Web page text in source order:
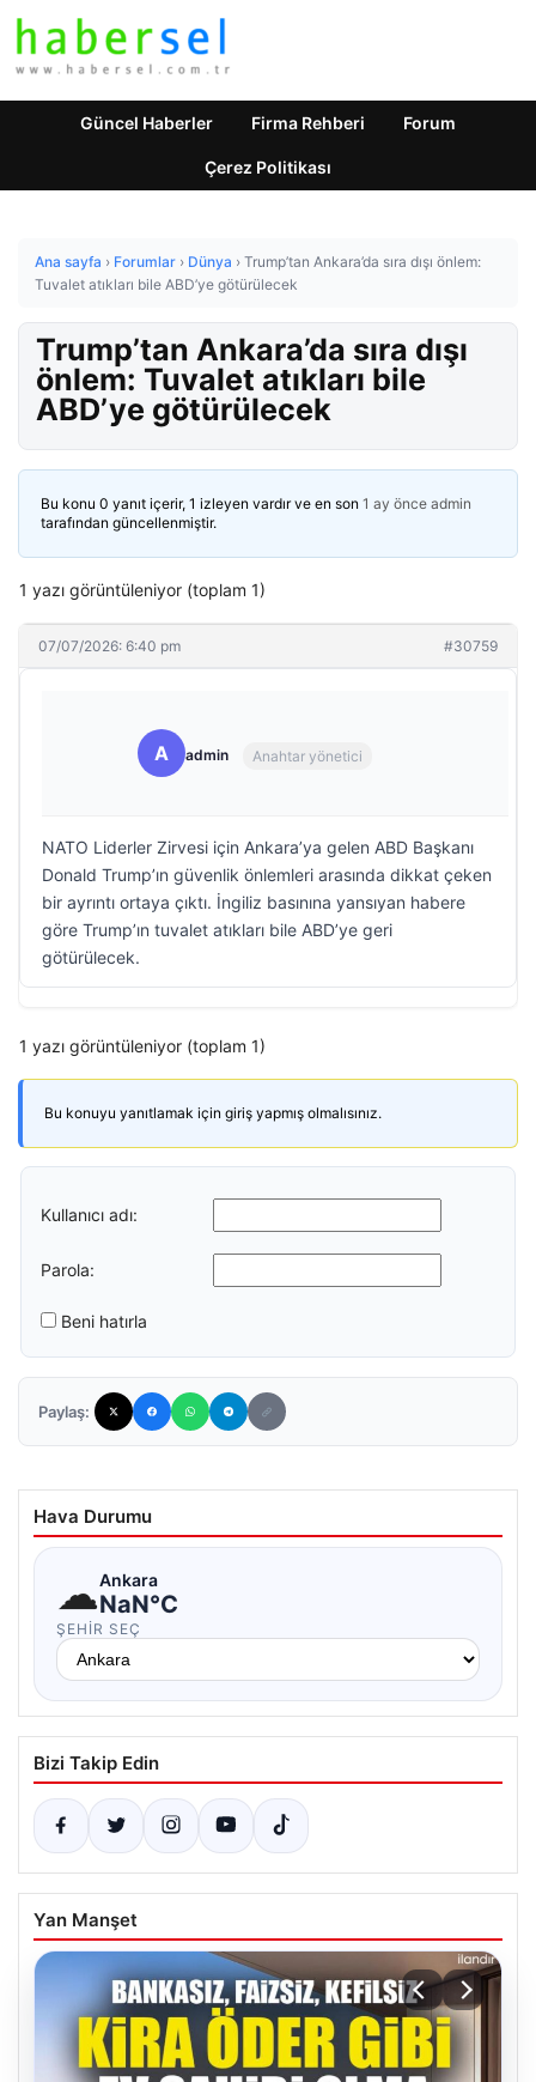
Güncel Haberler Firma Rehberi Forum
Çerez Politikası
Ana sayfa › Forumlar › Dünya › Trump’tan Ankara’da sıra dışı önlem:
Tuvalet atıkları bile ABD’ye götürülecek
Trump’tan Ankara’da sıra dışı
önlem: Tuvalet atıkları bile
ABD’ye götürülecek
Bu konu 0 yanıt içerir, 1 izleyen vardır ve en son 1 ay önce admin
tarafından güncellenmiştir.
1 yazı görüntüleniyor (toplam 1)
07/07/2026: 6:40 pm #30759
A admin Anahtar yönetici
NATO Liderler Zirvesi için Ankara’ya gelen ABD Başkanı
Donald Trump’ın güvenlik önlemleri arasında dikkat çeken
bir ayrıntı ortaya çıktı. İngiliz basınına yansıyan habere
göre Trump’ın tuvalet atıkları bile ABD’ye geri
götürülecek.
1 yazı görüntüleniyor (toplam 1)
Bu konuyu yanıtlamak için giriş yapmış olmalısınız.
Kullanıcı adı:
Parola:
Beni hatırla
Paylaş:
Hava Durumu
☁Ankara
NaN°C
ŞEHIR SEÇ
Bizi Takip Edin
Yan Manşet